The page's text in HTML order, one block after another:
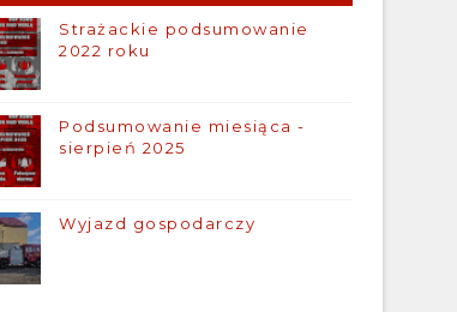
Strażackie podsumowanie
2022 roku
Podsumowanie miesiąca -
sierpień 2025
Wyjazd gospodarczy